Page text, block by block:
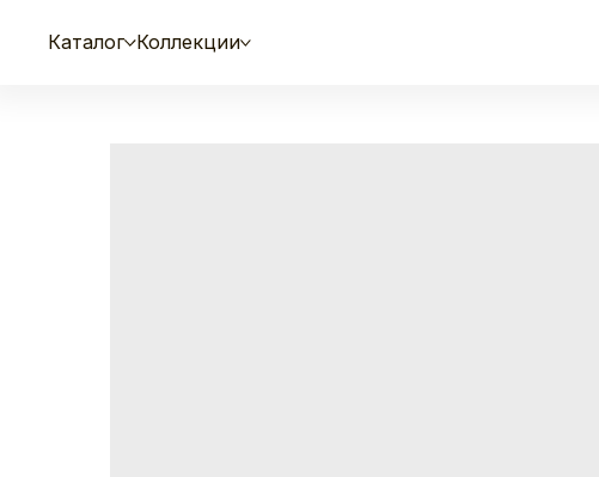
Каталог Коллекции